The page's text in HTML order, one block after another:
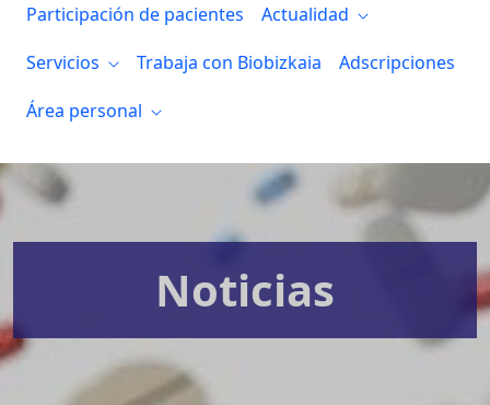
Participación de pacientes
Actualidad
Servicios
Trabaja con Biobizkaia
Adscripciones
Área personal
Noticias